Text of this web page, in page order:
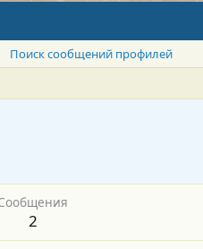
Поиск сообщений профилей
2